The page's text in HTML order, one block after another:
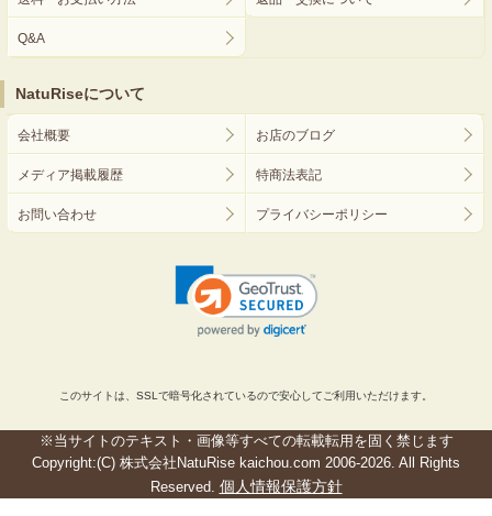
Q&A
NatuRiseについて
会社概要 お店のブログ
メディア掲載履歴 特商法表記
お問い合わせ プライバシーポリシー
このサイトは、SSLで暗号化されているので安心してご利用いただけます。
※当サイトのテキスト・画像等すべての転載転用を固く禁じます
Copyright:(C) 株式会社NatuRise kaichou.com 2006-2026. All Rights
Reserved. 個人情報保護方針